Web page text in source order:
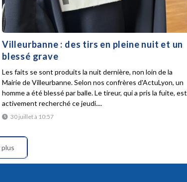
Villeurbanne : des tirs en pleine nuit et un
blessé grave
30 juillet à 10:57
Les faits se sont produits la nuit dernière, non loin de la
Mairie de Villeurbanne. Selon nos confrères d'ActuLyon, un
homme a été blessé par balle. Le tireur, qui a pris la fuite, est
activement recherché ce jeudi....